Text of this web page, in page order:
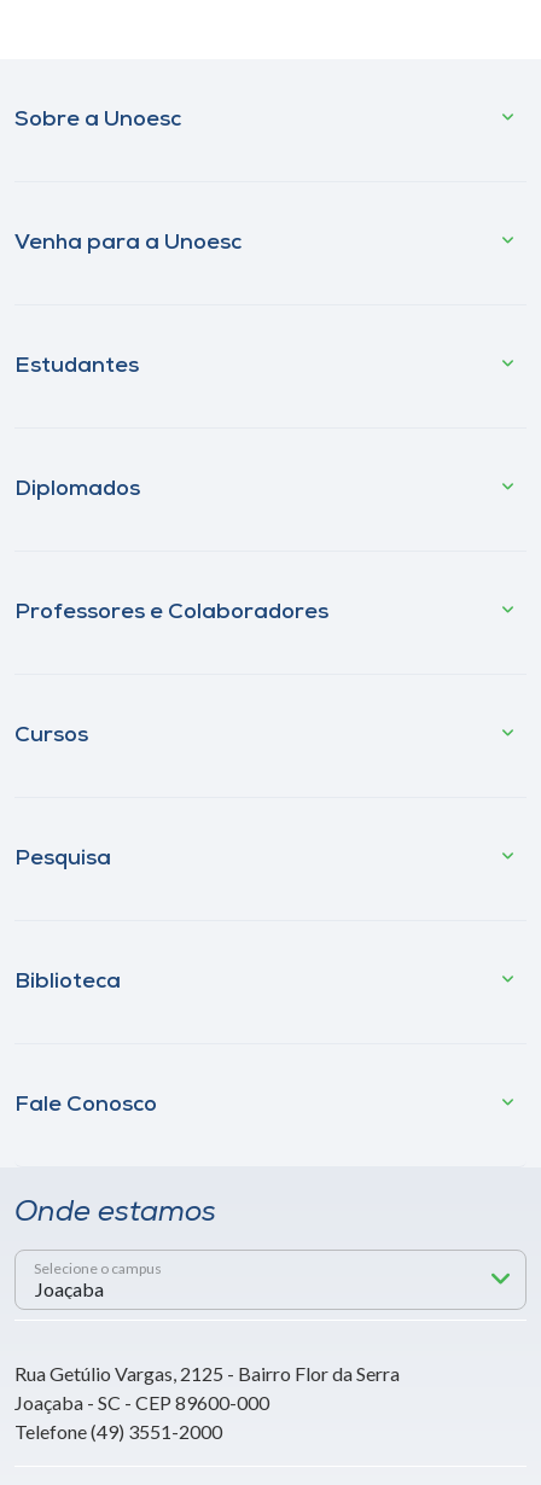
Sobre a Unoesc
Venha para a Unoesc
Estudantes
Diplomados
Professores e Colaboradores
Cursos
Pesquisa
Biblioteca
Fale Conosco
Onde estamos
Selecione o campus
Rua Getúlio Vargas, 2125 - Bairro Flor da Serra
Joaçaba - SC - CEP 89600-000
Telefone (49) 3551-2000